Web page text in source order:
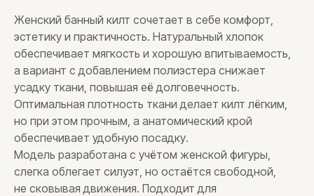
Женский банный килт сочетает в себе комфорт,
эстетику и практичность. Натуральный хлопок
обеспечивает мягкость и хорошую впитываемость,
а вариант с добавлением полиэстера снижает
усадку ткани, повышая её долговечность.
Оптимальная плотность ткани делает килт лёгким,
но при этом прочным, а анатомический крой
обеспечивает удобную посадку.
Модель разработана с учётом женской фигуры,
слегка облегает силуэт, но остаётся свободной,
не сковывая движения. Подходит для